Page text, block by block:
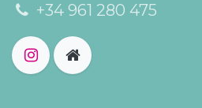
+34 961 280 475